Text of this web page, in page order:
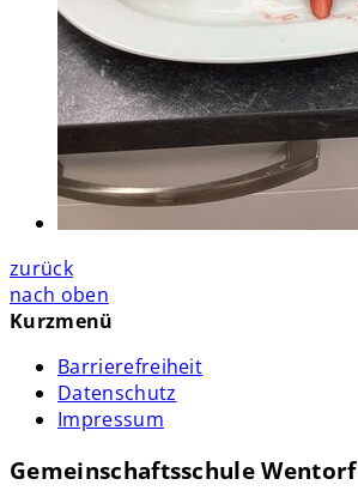
zurück
nach oben
Kurzmenü
Barrierefreiheit
Datenschutz
Impressum
Gemeinschaftsschule Wentorf